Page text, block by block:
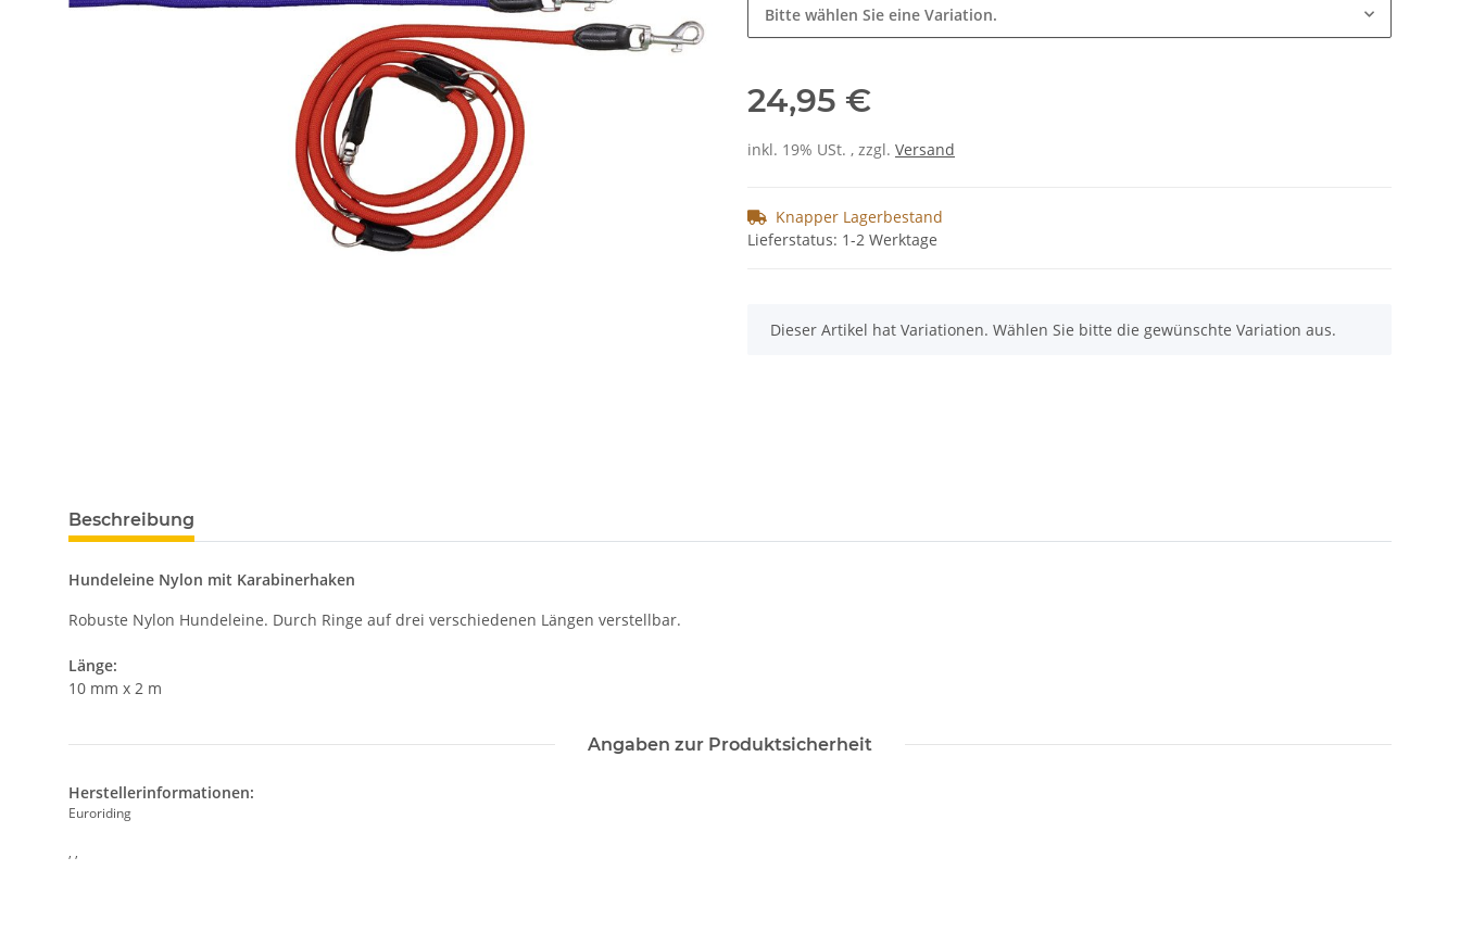
Bitte wählen Sie eine Variation.
24,95 €
inkl. 19% USt. , zzgl. Versand
Knapper Lagerbestand
Lieferstatus: 1-2 Werktage
x
Dieser Artikel hat Variationen. Wählen Sie bitte die gewünschte Variation aus.
Beschreibung
Hundeleine Nylon mit Karabinerhaken
Robuste Nylon Hundeleine. Durch Ringe auf drei verschiedenen Längen verstellbar.
Länge:
10 mm x 2 m
Angaben zur Produktsicherheit
Herstellerinformationen:
Euroriding
, ,